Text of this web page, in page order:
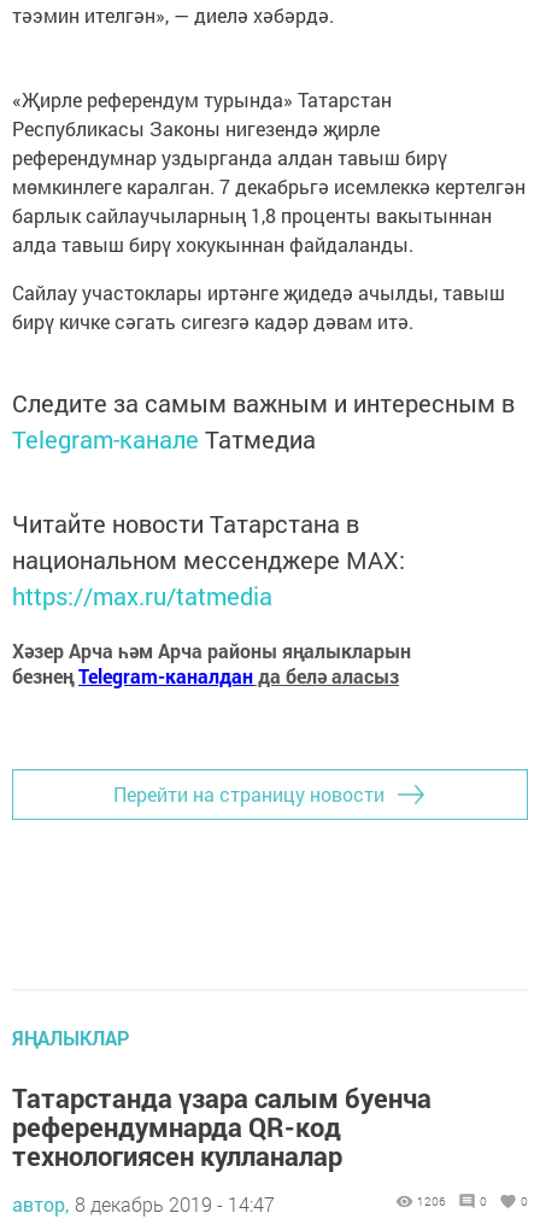
тәэмин ителгән», — диелә хәбәрдә.
«Җирле референдум турында» Татарстан
Республикасы Законы нигезендә җирле
референдумнар уздырганда алдан тавыш бирү
мөмкинлеге каралган. 7 декабрьгә исемлеккә кертелгән
барлык сайлаучыларның 1,8 проценты вакытыннан
алда тавыш бирү хокукыннан файдаланды.
Сайлау участоклары иртәнге җидедә ачылды, тавыш
бирү кичке сәгать сигезгә кадәр дәвам итә.
Следите за самым важным и интересным в
Telegram-канале Татмедиа
Читайте новости Татарстана в
национальном мессенджере MАХ:
https://max.ru/tatmedia
Хәзер Арча һәм Арча районы яңалыкларын
безнеңTelegram-каналданда белә аласыз
Перейти на страницу новости
ЯҢАЛЫКЛАР
Татарстанда үзара салым буенча
референдумнарда QR-код
технологиясен кулланалар
автор, 8 декабрь 2019 - 14:47 1206 0 0